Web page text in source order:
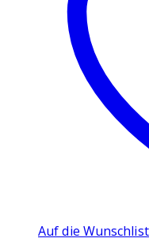
Auf die